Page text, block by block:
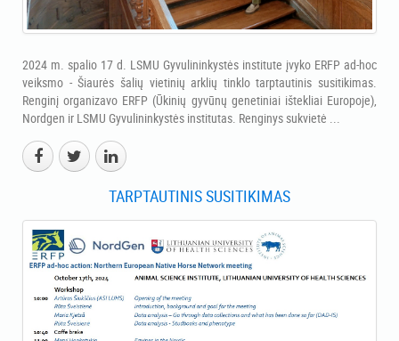
2024 m. spalio 17 d. LSMU Gyvulininkystės institute įvyko ERFP ad-hoc
veiksmo - Šiaurės šalių vietinių arklių tinklo tarptautinis susitikimas.
Renginį organizavo ERFP (Ūkinių gyvūnų genetiniai ištekliai Europoje),
Nordgen ir LSMU Gyvulininkystės institutas. Renginys sukvietė ...
TARPTAUTINIS SUSITIKIMAS